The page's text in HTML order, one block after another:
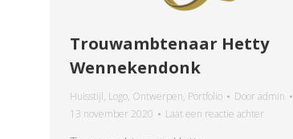
Trouwambtenaar Hetty
Wennekendonk
Huisstijl, Logo, Ontwerpen, Portfolio Dooradmin
13 november 2020
Laat een reactie achter